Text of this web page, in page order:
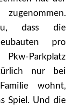
zugenommen.
dass die
pro
Parkplatz
nur bei
wohnt,
Spiel. Und die